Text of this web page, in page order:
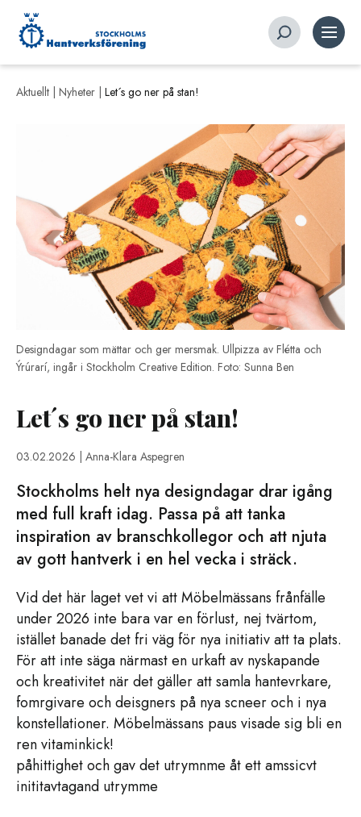
Aktuellt | Nyheter Let´s go ner på stan!
Designdagar som mättar och ger mersmak. Ullpizza av Flétta och
Ýrúrarí, ingår i Stockholm Creative Edition. Foto: Sunna Ben
Let´s go ner på stan!
03.02.2026 | Anna-Klara Aspegren
Stockholms helt nya designdagar drar igång
med full kraft idag. Passa på att tanka
inspiration av branschkollegor och att njuta
av gott hantverk i en hel vecka i sträck.
Vid det här laget vet vi att Möbelmässans frånfälle
under 2026 inte bara var en förlust, nej tvärtom,
istället banade det fri väg för nya initiativ att ta plats.
För att inte säga närmast en urkaft av nyskapande
och kreativitet när det gäller att samla hantevrkare,
fomrgivare och deisgners på nya scneer och i nya
konstellationer. Möbelmässans paus visade sig bli en
ren vitaminkick!
påhittighet och gav det utrymnme åt ett amssicvt
inititavtagand utrymme